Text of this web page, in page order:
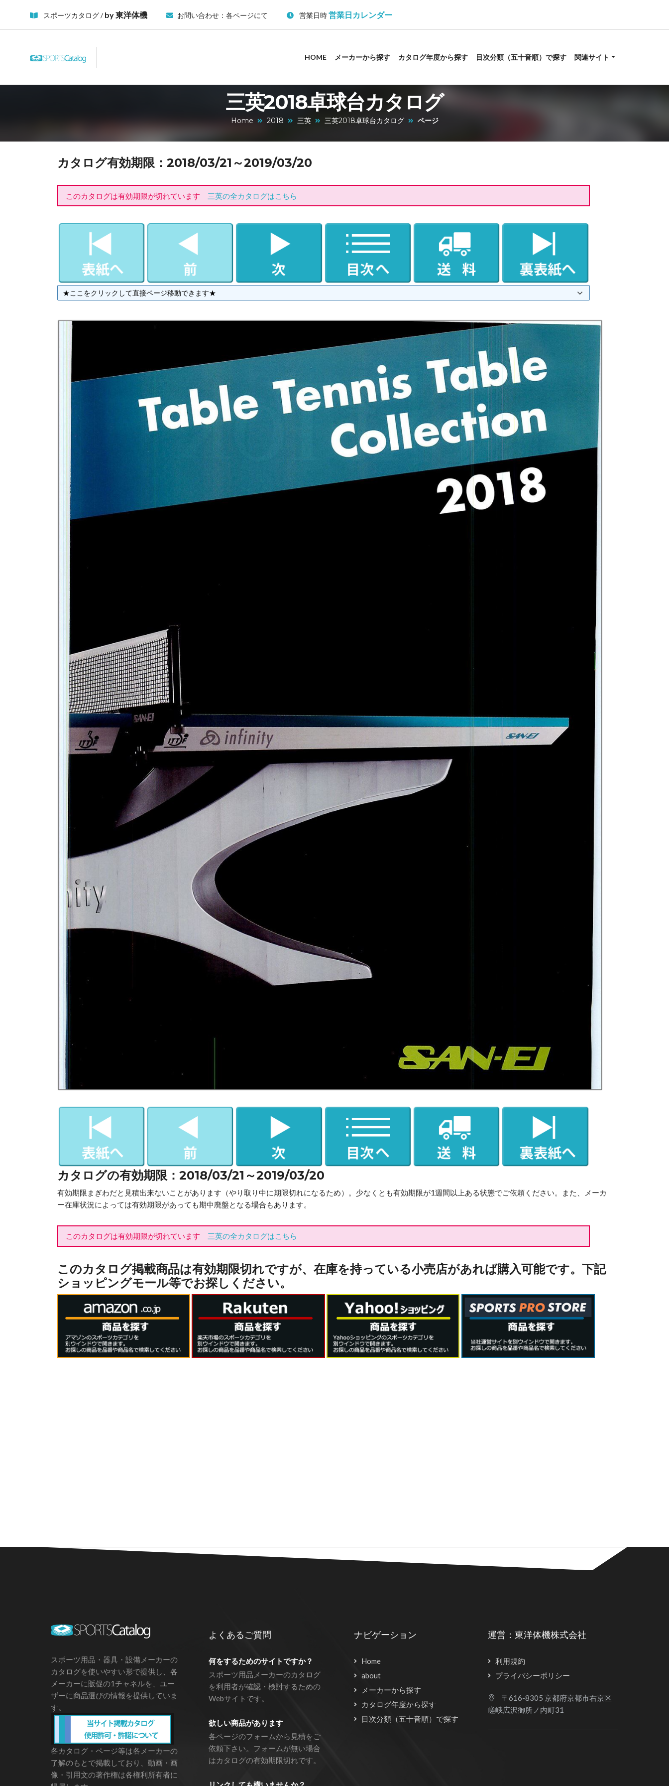
スポーツカタログ /by 東洋体機 お問い合わせ：各ページにて 営業日時営業日カレンダー
HOME メーカーから探す カタログ年度から探す 目次分類（五十音順）で探す 関連サイト
三英2018卓球台カタログ
Home 2018 三英 三英2018卓球台カタログ ページ
カタログ有効期限：2018/03/21～2019/03/20
このカタログは有効期限が切れています 三英の全カタログはこちら
カタログの有効期限：2018/03/21～2019/03/20
有効期限まぎわだと見積出来ないことがあります（やり取り中に期限切れになるため）。少なくとも有効期限が1週間以上ある状態でご依頼ください。また、メーカ
ー在庫状況によっては有効期限があっても期中廃盤となる場合もあります。
このカタログは有効期限が切れています 三英の全カタログはこちら
このカタログ掲載商品は有効期限切れですが、在庫を持っている小売店があれば購入可能です。下記
ショッピングモール等でお探しください。
スポーツ用品・器具・設備メーカーの
カタログを使いやすい形で提供し、各
メーカーに販促の1チャネルを、ユー
ザーに商品選びの情報を提供していま
す。
各カタログ・ページ等は各メーカーの
了解のもとで掲載しており、動画・画
像・引用文の著作権は各権利所有者に
よくあるご質問
何をするためのサイトですか？
スポーツ用品メーカーのカタログ
を利用者が確認・検討するための
Webサイトです。
欲しい商品があります
各ページのフォームから見積をご
依頼下さい。フォームが無い場合
はカタログの有効期限切れです。
ナビゲーション
Home
about
メーカーから探す
カタログ年度から探す
目次分類（五十音順）で探す
運営：東洋体機株式会社
利用規約
プライバシーポリシー
〒616-8305 京都府京都市右京区
嵯峨広沢御所ノ内町31